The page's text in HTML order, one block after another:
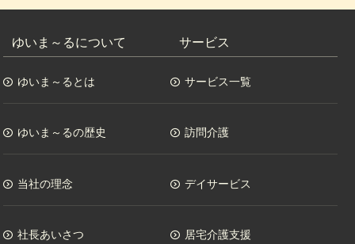
ゆいま～るについて
ゆいま～るとは
ゆいま～るの歴史
当社の理念
社長あいさつ
サービス
サービス一覧
訪問介護
デイサービス
居宅介護支援